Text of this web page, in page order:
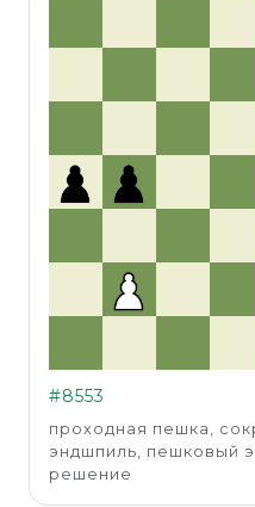
#8553
проходная пешка,
эндшпиль, пешковый
решение